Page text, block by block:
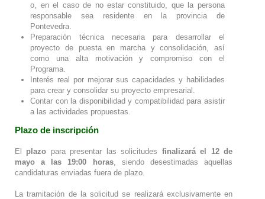
o, en el caso de no estar constituido, que la persona
responsable sea residente en la provincia de
Pontevedra.
Preparación técnica necesaria para desarrollar el
proyecto de puesta en marcha y consolidación, así
como una alta motivación y compromiso con el
Programa.
Interés real por mejorar sus capacidades y habilidades
para crear y consolidar su proyecto empresarial.
Contar con la disponibilidad y compatibilidad para asistir
a las actividades propuestas.
Plazo de inscripción
El plazo para presentar las solicitudes finalizará el 12 de
mayo a las 19:00 horas, siendo desestimadas aquellas
candidaturas enviadas fuera de plazo.
La tramitación de la solicitud se realizará exclusivamente en